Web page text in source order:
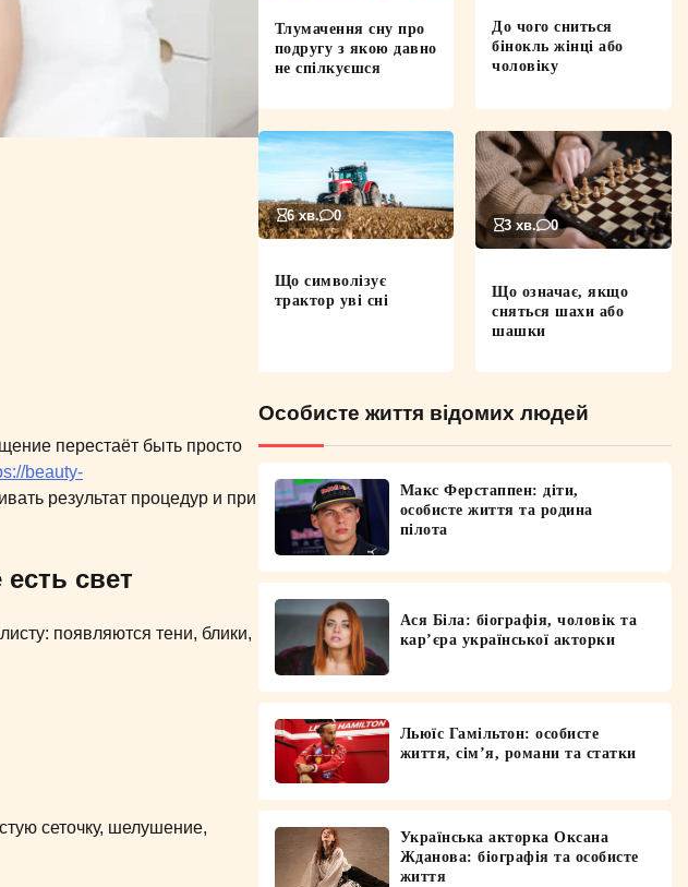
перестаёт быть просто
beauty-
результат процедур и при
свет
появляются тени, блики,
сеточку, шелушение,
Тлумачення сну про
подругу з якою давно
не спілкуєшся
До чого сниться
бінокль жінці або
чоловіку
6 хв. 0
Що символізує
трактор уві сні
3 хв. 0
Що означає, якщо
сняться шахи або
шашки
Особисте життя відомих людей
Макс Ферстаппен: діти,
особисте життя та родина
пілота
Ася Біла: біографія, чоловік та
кар’єра української акторки
Льюїс Гамільтон: особисте
життя, сім’я, романи та статки
Українська акторка Оксана
Жданова: біографія та особисте
життя